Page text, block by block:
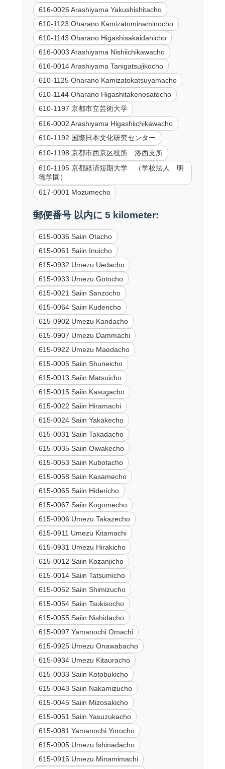
616-0026 Arashiyama Yakushishitacho
610-1123 Oharano Kamizatominaminocho
610-1143 Oharano Higashisakaidanicho
616-0003 Arashiyama Nishiichikawacho
616-0014 Arashiyama Tanigatsujikocho
610-1125 Oharano Kamizatokatsuyamacho
610-1144 Oharano Higashitakenosatocho
610-1197 京都市立芸術大学
616-0002 Arashiyama Higashiichikawacho
610-1192 国際日本文化研究センター
610-1198 京都市西京区役所 洛西支所
610-1195 京都経済短期大学 （学校法人 明
徳学園）
617-0001 Mozumecho
郵便番号 以内に 5 kilometer:
615-0036 Saiin Otacho
615-0061 Saiin Inuicho
615-0932 Umezu Uedacho
615-0933 Umezu Gotocho
615-0021 Saiin Sanzocho
615-0064 Saiin Kudencho
615-0902 Umezu Kandacho
615-0907 Umezu Dammachi
615-0922 Umezu Maedacho
615-0005 Saiin Shuneicho
615-0013 Saiin Matsuicho
615-0015 Saiin Kasugacho
615-0022 Saiin Hiramachi
615-0024 Saiin Yakakecho
615-0031 Saiin Takadacho
615-0035 Saiin Oiwakecho
615-0053 Saiin Kubotacho
615-0058 Saiin Kasamecho
615-0065 Saiin Hidericho
615-0067 Saiin Kogomecho
615-0906 Umezu Takazecho
615-0911 Umezu Kitamachi
615-0931 Umezu Hirakicho
615-0012 Saiin Kozanjicho
615-0014 Saiin Tatsumicho
615-0052 Saiin Shimizucho
615-0054 Saiin Tsukisocho
615-0055 Saiin Nishidacho
615-0097 Yamanochi Omachi
615-0925 Umezu Onawabacho
615-0934 Umezu Kitauracho
615-0033 Saiin Kotobukicho
615-0043 Saiin Nakamizucho
615-0045 Saiin Mizosakicho
615-0051 Saiin Yasuzukacho
615-0081 Yamanochi Yorocho
615-0905 Umezu Ishinadacho
615-0915 Umezu Minamimachi